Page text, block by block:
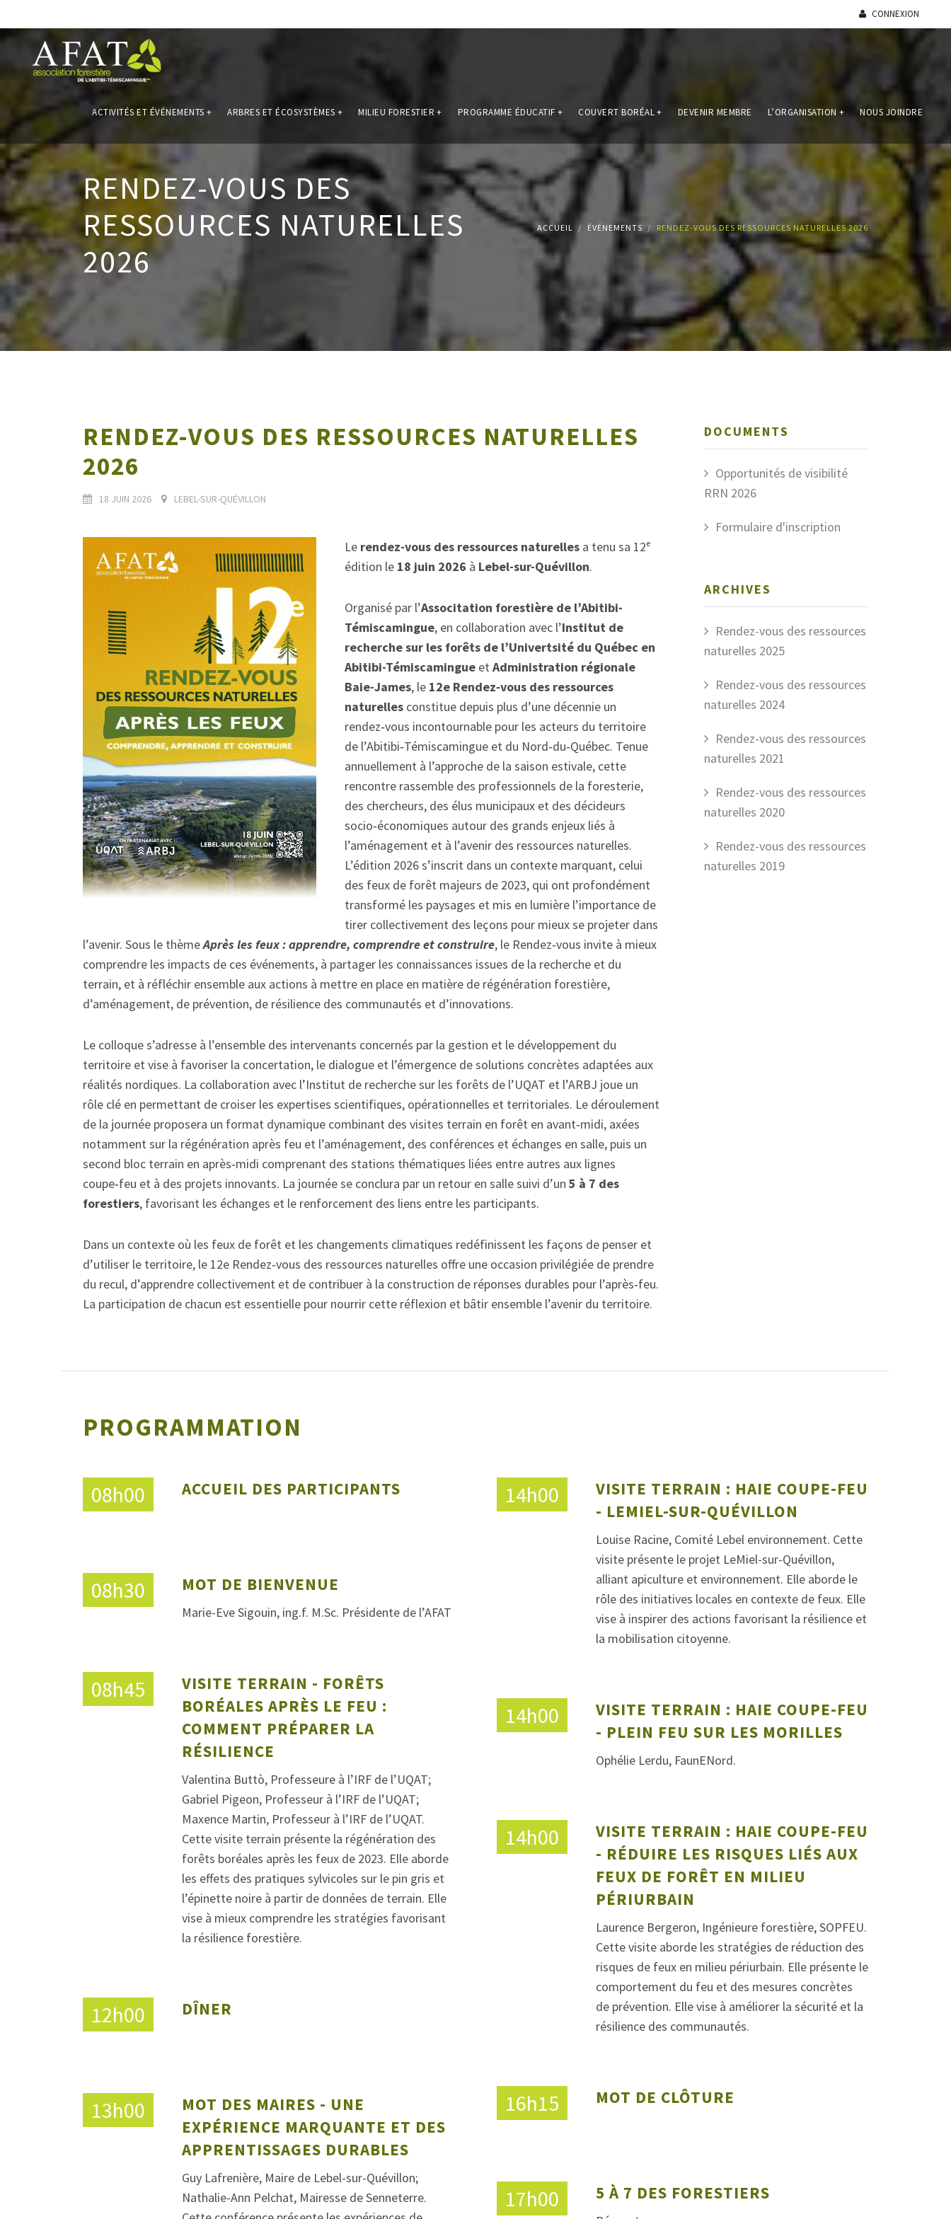
CONNEXION
ACTIVITÉS ET ÉVÉNEMENTS + ARBRES ET ÉCOSYSTÈMES + MILIEU FORESTIER + PROGRAMME ÉDUCATIF + COUVERT BORÉAL+ DEVENIR MEMBRE L’ORGANISATION + NOUS JOINDRE
RENDEZ-VOUS DES
RESSOURCES NATURELLES
2026
ACCUEIL ÉVÉNEMENTS RENDEZ-VOUS DES RESSOURCES NATURELLES 2026
RENDEZ-VOUS DES RESSOURCES NATURELLES
2026
18 JUIN 2026 LEBEL-SUR-QUÉVILLON
Le rendez-vous des ressources naturelles a tenu sa 12ᵉ
édition le 18 juin 2026 à Lebel-sur-Quévillon.
Organisé par l’Associtation forestière de l’Abitibi-
Témiscamingue, en collaboration avec l’Institut de
recherche sur les forêts de l’Univertsité du Québec en
Abitibi-Témiscamingue et Administration régionale
Baie-James, le 12e Rendez‑vous des ressources
naturelles constitue depuis plus d’une décennie un
rendez‑vous incontournable pour les acteurs du territoire
de l’Abitibi‑Témiscamingue et du Nord‑du‑Québec. Tenue
annuellement à l’approche de la saison estivale, cette
rencontre rassemble des professionnels de la foresterie,
des chercheurs, des élus municipaux et des décideurs
socio‑économiques autour des grands enjeux liés à
l’aménagement et à l’avenir des ressources naturelles.
L’édition 2026 s’inscrit dans un contexte marquant, celui
des feux de forêt majeurs de 2023, qui ont profondément
transformé les paysages et mis en lumière l’importance de
tirer collectivement des leçons pour mieux se projeter dans
l’avenir. Sous le thèmeAprès les feux : apprendre, comprendre et construire, le Rendez‑vous invite à mieux
comprendre les impacts de ces événements, à partager les connaissances issues de la recherche et du
terrain, et à réfléchir ensemble aux actions à mettre en place en matière de régénération forestière,
d’aménagement, de prévention, de résilience des communautés et d’innovations.
Le colloque s’adresse à l’ensemble des intervenants concernés par la gestion et le développement du
territoire et vise à favoriser la concertation, le dialogue et l’émergence de solutions concrètes adaptées aux
réalités nordiques. La collaboration avec l’Institut de recherche sur les forêts de l’UQAT et l’ARBJ joue un
rôle clé en permettant de croiser les expertises scientifiques, opérationnelles et territoriales. Le déroulement
de la journée proposera un format dynamique combinant des visites terrain en forêt en avant‑midi, axées
notamment sur la régénération après feu et l’aménagement, des conférences et échanges en salle, puis un
second bloc terrain en après‑midi comprenant des stations thématiques liées entre autres aux lignes
coupe‑feu et à des projets innovants. La journée se conclura par un retour en salle suivi d’un 5 à 7 des
forestiers, favorisant les échanges et le renforcement des liens entre les participants.
Dans un contexte où les feux de forêt et les changements climatiques redéfinissent les façons de penser et
d’utiliser le territoire, le 12e Rendez‑vous des ressources naturelles offre une occasion privilégiée de prendre
du recul, d’apprendre collectivement et de contribuer à la construction de réponses durables pour l’après‑feu.
La participation de chacun est essentielle pour nourrir cette réflexion et bâtir ensemble l’avenir du territoire.
DOCUMENTS
Opportunités de visibilité
RRN 2026
Formulaire d'inscription
ARCHIVES
Rendez-vous des ressources
naturelles 2025
Rendez-vous des ressources
naturelles 2024
Rendez-vous des ressources
naturelles 2021
Rendez-vous des ressources
naturelles 2020
Rendez-vous des ressources
naturelles 2019
PROGRAMMATION
08h00 ACCUEIL DES PARTICIPANTS
08h30 MOT DE BIENVENUE
Marie-Eve Sigouin, ing.f. M.Sc. Présidente de l’AFAT
08h45
VISITE TERRAIN - FORÊTS
BORÉALES APRÈS LE FEU :
COMMENT PRÉPARER LA
RÉSILIENCE
Valentina Buttò, Professeure à l’IRF de l’UQAT;
Gabriel Pigeon, Professeur à l’IRF de l’UQAT;
Maxence Martin, Professeur à l’IRF de l’UQAT.
Cette visite terrain présente la régénération des
forêts boréales après les feux de 2023. Elle aborde
les effets des pratiques sylvicoles sur le pin gris et
l’épinette noire à partir de données de terrain. Elle
vise à mieux comprendre les stratégies favorisant
la résilience forestière.
12h00 DÎNER
13h00
MOT DES MAIRES - UNE
EXPÉRIENCE MARQUANTE ET DES
APPRENTISSAGES DURABLES
Guy Lafrenière, Maire de Lebel-sur-Quévillon;
Nathalie-Ann Pelchat, Mairesse de Senneterre.
14h00
VISITE TERRAIN : HAIE COUPE-FEU
- LEMIEL-SUR-QUÉVILLON
Louise Racine, Comité Lebel environnement. Cette
visite présente le projet LeMiel-sur-Quévillon,
alliant apiculture et environnement. Elle aborde le
rôle des initiatives locales en contexte de feux. Elle
vise à inspirer des actions favorisant la résilience et
la mobilisation citoyenne.
14h00
VISITE TERRAIN : HAIE COUPE-FEU
- PLEIN FEU SUR LES MORILLES
Ophélie Lerdu, FaunENord.
14h00
VISITE TERRAIN : HAIE COUPE-FEU
- RÉDUIRE LES RISQUES LIÉS AUX
FEUX DE FORÊT EN MILIEU
PÉRIURBAIN
Laurence Bergeron, Ingénieure forestière, SOPFEU.
Cette visite aborde les stratégies de réduction des
risques de feux en milieu périurbain. Elle présente le
comportement du feu et des mesures concrètes
de prévention. Elle vise à améliorer la sécurité et la
résilience des communautés.
16h15 MOT DE CLÔTURE
17h00 5 À 7 DES FORESTIERS